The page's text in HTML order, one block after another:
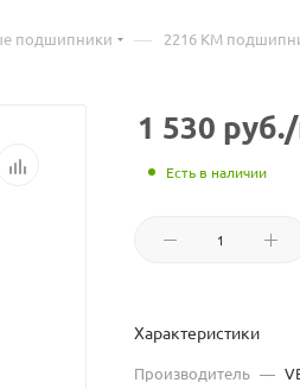
подшипники — 2216 КМ
1 530 руб.
Есть в наличии
Характеристики
Производитель —